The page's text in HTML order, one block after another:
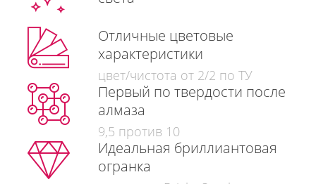
Отличные цветовые
характеристики
цвет/чистота от 2/2 по ТУ
Первый по твердости после
алмаза
9,5 против 10
Идеальная бриллиантовая
огранка